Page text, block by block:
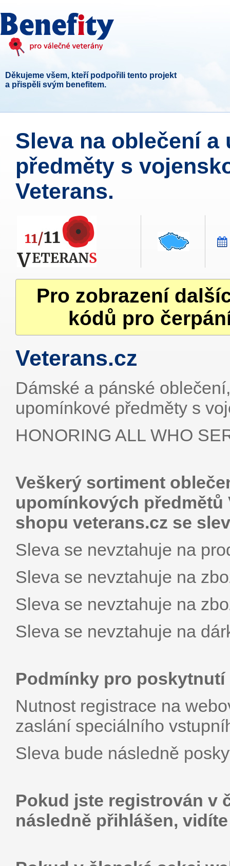
Děkujeme všem, kteří podpořili tento projekt
a přispěli svým benefitem.
Sleva na oblečení a
předměty s
Veterans.
Pro zobrazení
kódů pro
Veterans.cz
Dámské a pánské
upomínkové předměty s
HONORING ALL WHO
Veškerý sortiment
upomínkových předmětů
shopu veterans.cz se
Sleva se nevztahuje na
Sleva se nevztahuje na
Sleva se nevztahuje na
Sleva se nevztahuje na
Podmínky pro poskytnutí
Nutnost registrace na
zaslání speciálního
Sleva bude následně
Pokud jste registrován v
následně přihlášen,